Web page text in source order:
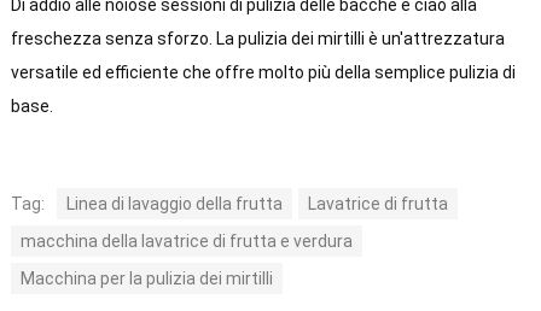
Dì addio alle noiose sessioni di pulizia delle bacche e ciao alla
freschezza senza sforzo. La pulizia dei mirtilli è un'attrezzatura
versatile ed efficiente che offre molto più della semplice pulizia di
base.
Tag: Linea di lavaggio della frutta
Lavatrice di frutta
macchina della lavatrice di frutta e verdura
Macchina per la pulizia dei mirtilli